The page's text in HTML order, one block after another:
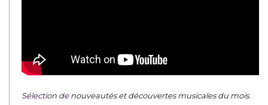
Sélection denouveautés et découvertes musicales du mois.